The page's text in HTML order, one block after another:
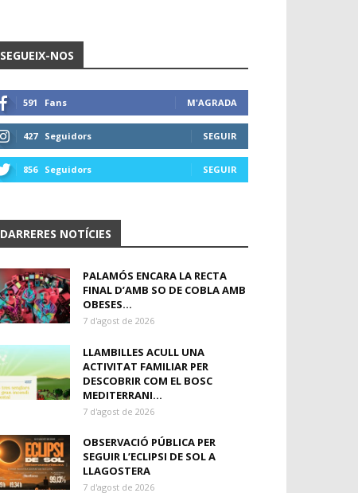
SEGUEIX-NOS
591 Fans M'AGRADA
427 Seguidors SEGUIR
856 Seguidors SEGUIR
DARRERES NOTÍCIES
PALAMÓS ENCARA LA RECTA
FINAL D’AMB SO DE COBLA AMB
OBESES...
7 d'agost de 2026
LLAMBILLES ACULL UNA
ACTIVITAT FAMILIAR PER
DESCOBRIR COM EL BOSC
MEDITERRANI...
7 d'agost de 2026
OBSERVACIÓ PÚBLICA PER
SEGUIR L’ECLIPSI DE SOL A
LLAGOSTERA
7 d'agost de 2026